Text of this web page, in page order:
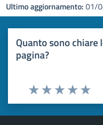
Ultimo aggiornamento: 01/
Quanto sono
pagina?
Valuta 4
Valuta 3
Valuta 2 stelle su
Valuta 1 stelle su 5